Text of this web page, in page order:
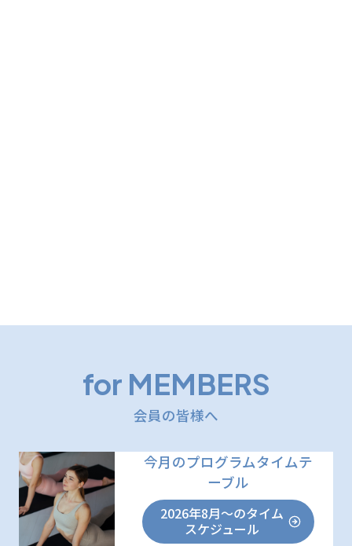
for MEMBERS
会員の皆様へ
今月のプログラムタイムテ
ーブル
2026年8月～のタイム
スケジュール